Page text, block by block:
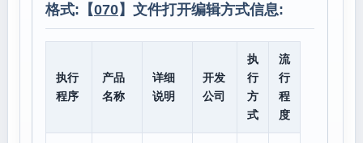
格式:【070】文件打开编辑方式信息:
执行
程序
产品
名称
详细
说明
开发
公司
执
行
方
式
流
行
程
度